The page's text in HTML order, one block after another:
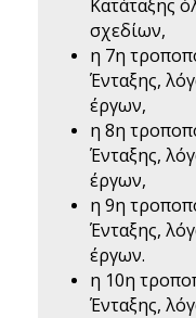
Κατάταξης
σχεδίων,
η 7η
Ένταξης,
έργων,
η 8η
Ένταξης,
έργων,
η 9η
Ένταξης,
έργων.
η 10η
Ένταξης,